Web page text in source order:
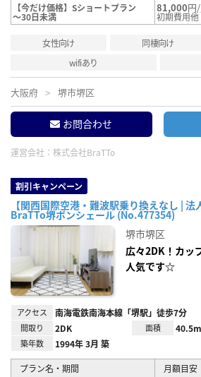
【今だけ価格】Sショートプラン
～30日未満
81,000円
初期費用
女性向け 同棲向け
wifiあり
大阪府 堺市堺区
お問合わせ
運営会社： 株式会社BraTTo
割引キャンペーン
【関西国際空港・難波駅乗り換えなし | 法
BraTTo堺ボンシェール (No.477354)
堺市堺区
広々2DK！カッ
人気です☆
アクセス 南海電鉄南海本線「堺駅」徒歩7分
間取り 2DK 面積
築年数 1994年 3月 築
プラン名・期間
月額目安